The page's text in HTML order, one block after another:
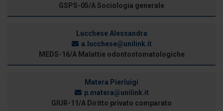
GSPS-05/A Sociologia generale
Lucchese Alessandra
a.lucchese@unilink.it
MEDS-16/A Malattie odontostomatologiche
Matera Pierluigi
p.matera@unilink.it
GIUR-11/A Diritto privato comparato